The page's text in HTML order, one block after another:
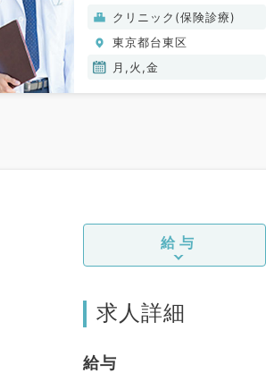
器内科、呼吸器内科、消化
器内科、内分泌・代謝内
科、腎臓内科、老年内科、
血液内科、膠原病科
クリニック(保険診療)
東京都台東区
月,火,金
給与
求人詳細
給与